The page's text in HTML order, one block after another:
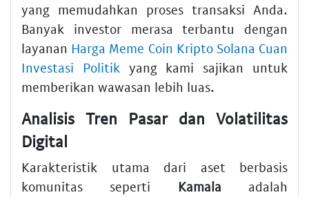
yang memudahkan proses transaksi Anda.
Banyak investor merasa terbantu dengan
layanan Harga Meme Coin Kripto Solana Cuan
Investasi Politikyang kami sajikan untuk
memberikan wawasan lebih luas.
Analisis Tren Pasar dan Volatilitas
Digital
Karakteristik utama dari aset berbasis
komunitas seperti
Kamala adalah